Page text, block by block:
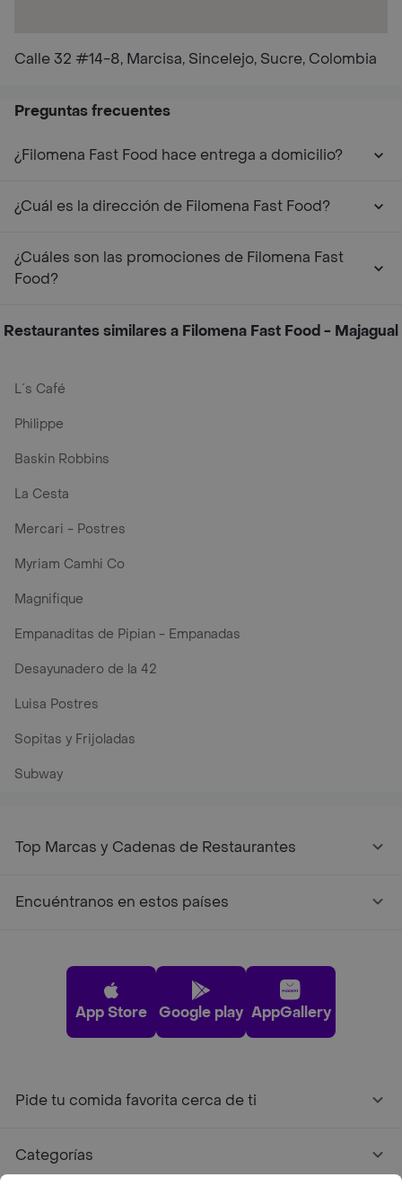
Calle 32 #14-8, Marcisa, Sincelejo, Sucre, Colombia
Preguntas frecuentes
¿Filomena Fast Food hace entrega a domicilio?
¿Cuál es la dirección de Filomena Fast Food?
¿Cuáles son las promociones de Filomena Fast
Food?
Restaurantes similares a Filomena Fast Food - Majagual
L´s Café
Philippe
Baskin Robbins
La Cesta
Mercari - Postres
Myriam Camhi Co
Magnifique
Empanaditas de Pipian - Empanadas
Desayunadero de la 42
Luisa Postres
Sopitas y Frijoladas
Subway
Top Marcas y Cadenas de Restaurantes
Encuéntranos en estos países
App Store Google play AppGallery
Pide tu comida favorita cerca de ti
Categorías